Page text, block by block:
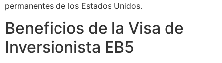
permanentes de los Estados Unidos.
Beneficios de la Visa de
Inversionista EB5